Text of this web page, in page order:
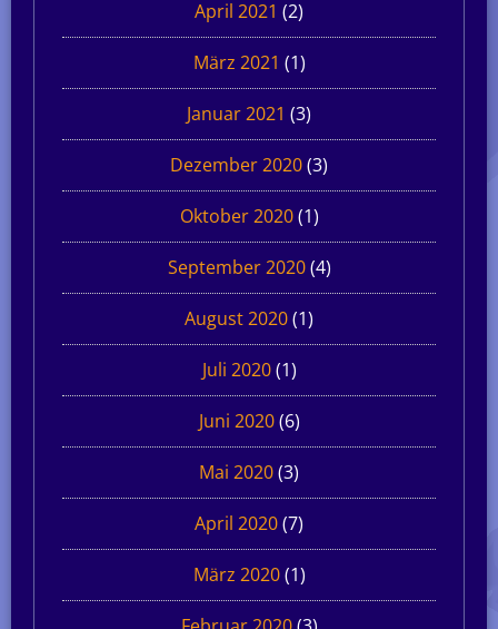
April 2021 (2)
März 2021 (1)
Januar 2021 (3)
Dezember 2020(3)
Oktober 2020(1)
September 2020(4)
August 2020(1)
Juli 2020(1)
Juni 2020(6)
Mai 2020(3)
April 2020(7)
März 2020(1)